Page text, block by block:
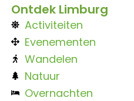
Ontdek Limburg
Activiteiten
Evenementen
Wandelen
Natuur
Overnachten